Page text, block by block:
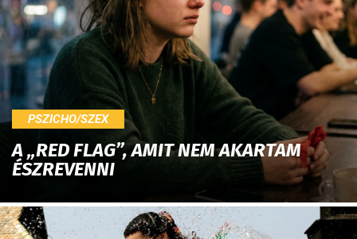
PSZICHO/SZEX
A „RED FLAG”, AMIT NEM AKARTAM
ÉSZREVENNI